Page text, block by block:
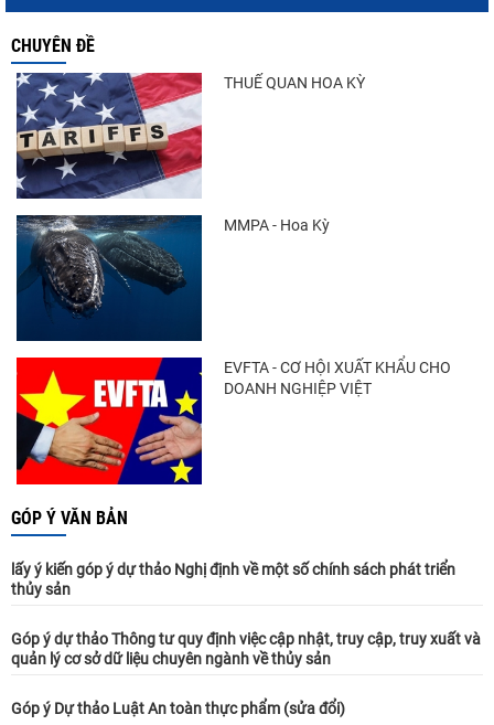
CHUYÊN ĐỀ
THUẾ QUAN HOA KỲ
MMPA - Hoa Kỳ
EVFTA - CƠ HỘI XUẤT KHẨU CHO
DOANH NGHIỆP VIỆT
GÓP Ý VĂN BẢN
lấy ý kiến góp ý dự thảo Nghị định về một số chính sách phát triển
thủy sản
Góp ý dự thảo Thông tư quy định việc cập nhật, truy cập, truy xuất và
quản lý cơ sở dữ liệu chuyên ngành về thủy sản
Góp ý Dự thảo Luật An toàn thực phẩm (sửa đổi)